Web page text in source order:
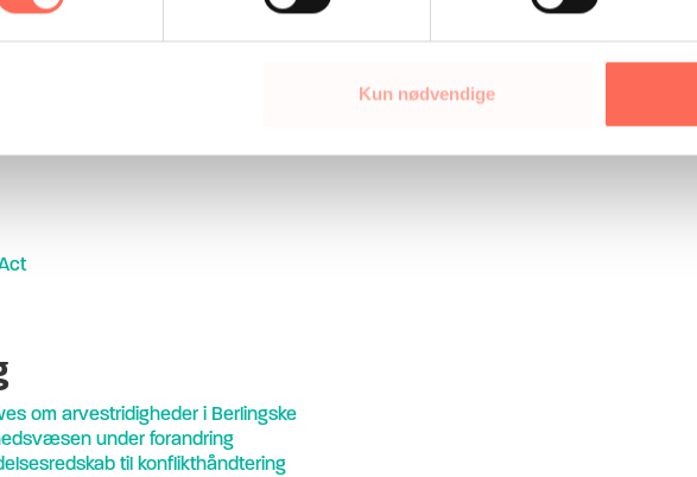
Kun nødvendige
organisationsudvikling professionelt partnerskab
om arvestridigheder i Berlingske
under forandring
til konflikthåndtering